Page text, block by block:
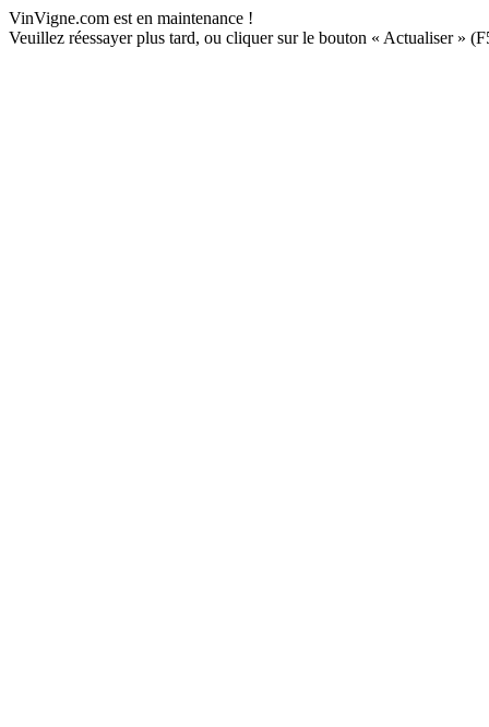
VinVigne.com est en maintenance !
Veuillez réessayer plus tard, ou cliquer sur le bouton « Actualiser »